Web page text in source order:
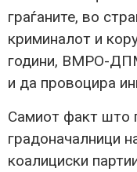
граѓаните, во
криминалот и
години, ВМРО-
и да провоцира
Самиот факт што
коалициски